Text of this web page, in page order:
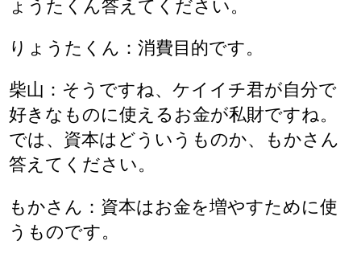
ょうたくん答えてください。
りょうたくん：消費目的です。
柴山：そうですね、ケイイチ君が自分で
好きなものに使えるお金が私財ですね。
では、資本はどういうものか、もかさん
答えてください。
もかさん：資本はお金を増やすために使
うものです。